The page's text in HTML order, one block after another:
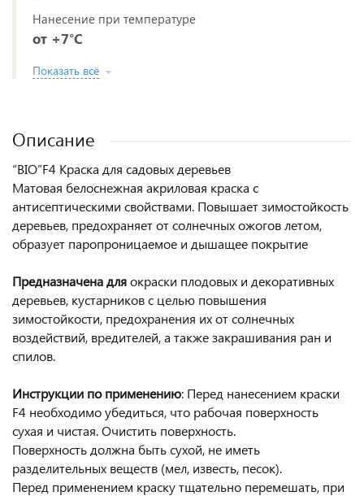
Нанесение при температуре
от +7°С
Показать всё
Описание
“BIO”F4 Краска для садовых деревьев
Матовая белоснежная акриловая краска с
антисептическими свойствами. Повышает зимостойкость
деревьев, предохраняет от солнечных ожогов летом,
образует паропроницаемое и дышащее покрытие
Предназначена дляокраски плодовых и декоративных
деревьев, кустарников с целью повышения
зимостойкости, предохранения их от солнечных
воздействий, вредителей, а также закрашивания ран и
спилов.
Инструкции по применению: Перед нанесением краски
F4 необходимо убедиться, что рабочая поверхность
сухая и чистая. Очистить поверхность.
Поверхность должна быть сухой, не иметь
разделительных веществ (мел, известь, песок).
Перед применением краску тщательно перемешать, при